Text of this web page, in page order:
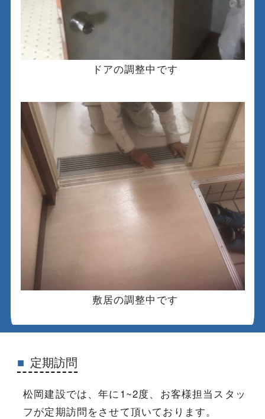
ドアの調整中です
敷居の調整中です
定期訪問
松岡建設では、年に1~2度、お客様担当スタッ
フが定期訪問をさせて頂いております。